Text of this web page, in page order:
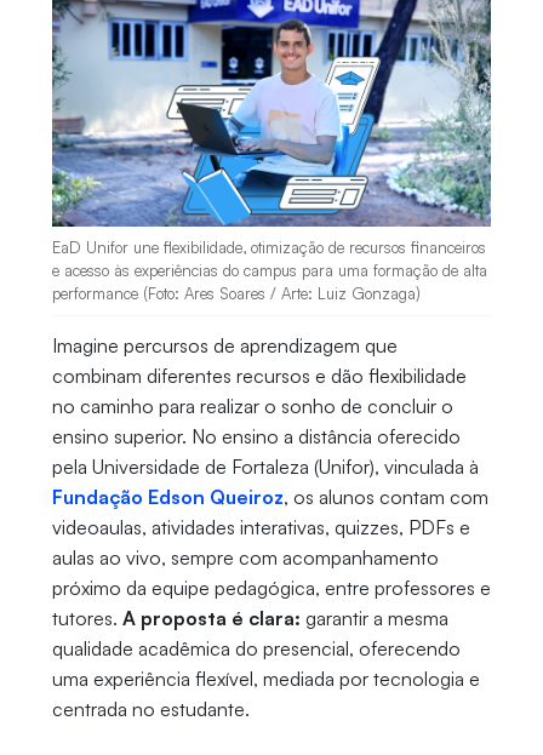
EaD Unifor une flexibilidade, otimização de recursos financeiros
e acesso às experiências do campus para uma formação de alta
performance (Foto: Ares Soares / Arte: Luiz Gonzaga)
Imagine percursos de aprendizagem que
combinam diferentes recursos e dão flexibilidade
no caminho para realizar o sonho de concluir o
ensino superior. No ensino a distância oferecido
pela Universidade de Fortaleza (Unifor), vinculada à
Fundação Edson Queiroz, os alunos contam com
videoaulas, atividades interativas, quizzes, PDFs e
aulas ao vivo, sempre com acompanhamento
próximo da equipe pedagógica, entre professores e
tutores. A proposta é clara: garantir a mesma
qualidade acadêmica do presencial, oferecendo
uma experiência flexível, mediada por tecnologia e
centrada no estudante.